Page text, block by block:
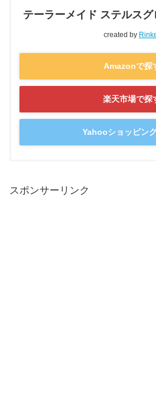
テーラーメイド ステルス
created by
Amazonで探
楽天市場で探
Yahooショッピン
スポンサーリンク